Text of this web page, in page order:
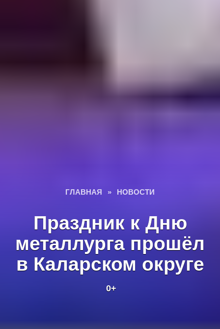
ГЛАВНАЯ » НОВОСТИ
Праздник к Дню
металлурга прошёл
в Каларском округе
0+